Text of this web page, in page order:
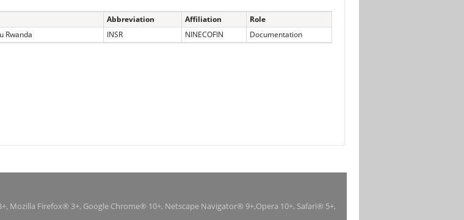
Abbreviation Affiliation
Role
Rwanda
INSR NINECOFIN
Documentation
Mozilla Firefox® 3+, Google Chrome® 10+, Netscape Navigator® 9+,Opera 10+, Safari® 5+,